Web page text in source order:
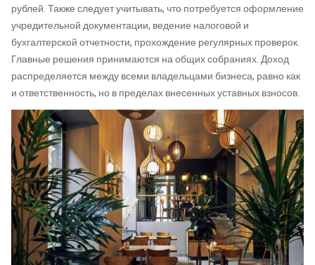
рублей. Также следует учитывать, что потребуется оформление
учредительной документации, ведение налоговой и
бухгалтерской отчетности, прохождение регулярных проверок.
Главные решения принимаются на общих собраниях. Доход
распределяется между всеми владельцами бизнеса, равно как
и ответственность, но в пределах внесенных уставных взносов.